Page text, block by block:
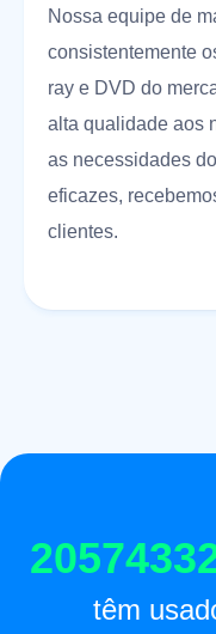
Nossa equipe de
consistentemente
ray e DVD do
alta qualidade aos
as necessidades
eficazes,
clientes.
têm